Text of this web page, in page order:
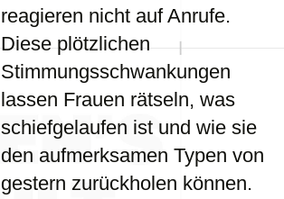
reagieren nicht auf Anrufe.
Diese plötzlichen
Stimmungsschwankungen
lassen Frauen rätseln, was
schiefgelaufen ist und wie sie
den aufmerksamen Typen von
gestern zurückholen können.